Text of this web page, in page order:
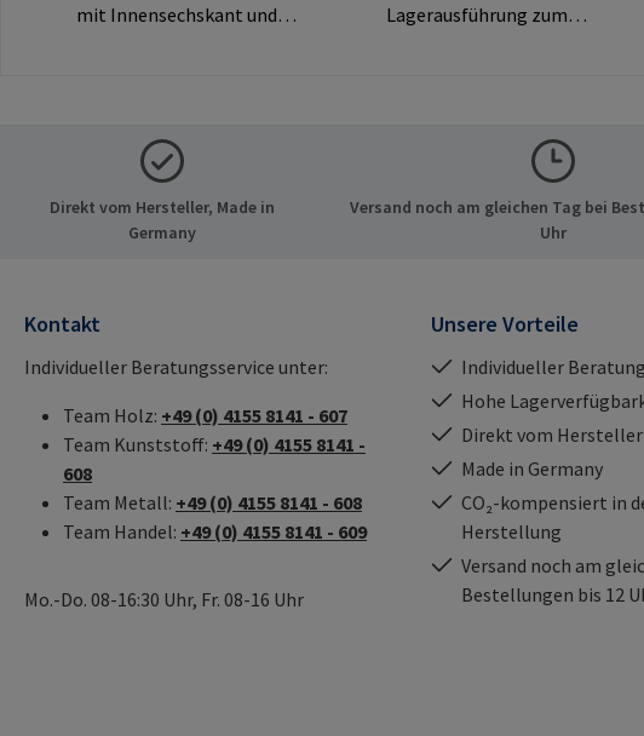
mit Innensechskant und
& Co. KG Auf der Heide 8
21514 Büchen Deutschland
E-Mail: mail@rampa.com
Lagerausführung zum
RAMPA-Muffen zu
verwenden.Herstellerinfor
mationen: RAMPA GmbH &
Direkt vom Hersteller, Made in
Germany
Versand noch am gleichen Tag bei
Uhr
Kontakt
Individueller Beratungsservice unter:
Team Holz: +49 (0) 4155 8141 - 607
Team Kunststoff: +49 (0) 4155 8141 -
608
Team Metall: +49 (0) 4155 8141 - 608
Team Handel: +49 (0) 4155 8141 - 609
Mo.-Do. 08-16:30 Uhr, Fr. 08-16 Uhr
Unsere Vorteile
Individueller
Hohe
Direkt vom Hersteller
Made in Germany
CO₂-kompensiert in
Herstellung
Versand noch am
Bestellungen bis 12